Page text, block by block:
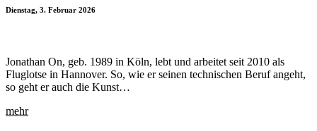
Dienstag, 3. Februar 2026
Jonathan On, geb. 1989 in Köln, lebt und arbeitet seit 2010 als
Fluglotse in Hannover. So, wie er seinen technischen Beruf angeht,
so geht er auch die Kunst…
mehr